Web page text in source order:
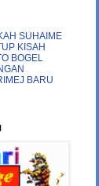
SUHAIME
KISAH
BOGEL
BARU